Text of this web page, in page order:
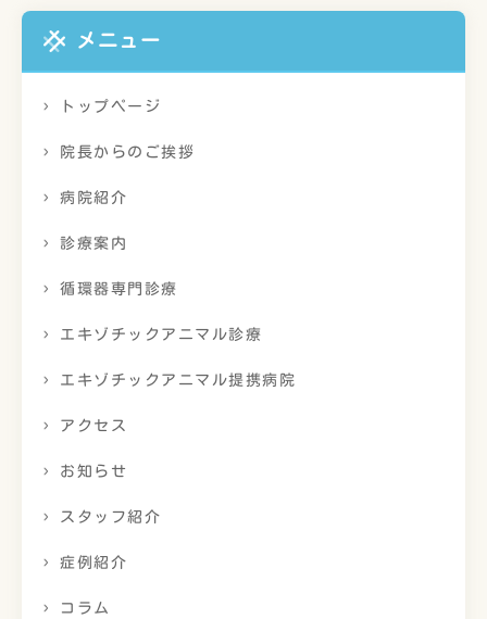
メニュー
トップページ
院長からのご挨拶
病院紹介
診療案内
循環器専門診療
エキゾチックアニマル診療
エキゾチックアニマル提携病院
アクセス
お知らせ
スタッフ紹介
症例紹介
コラム